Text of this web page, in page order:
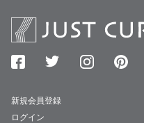
新規会員登録
ログイン